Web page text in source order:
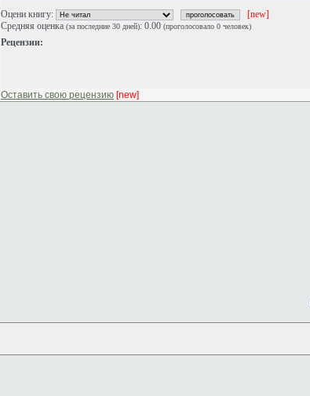
Оцени книгу:
[new]
Средняя оценка (за последние 30 дней): 0.00 (проголосовало 0 человек)
Рецензии:
Оставить свою рецензию [new]